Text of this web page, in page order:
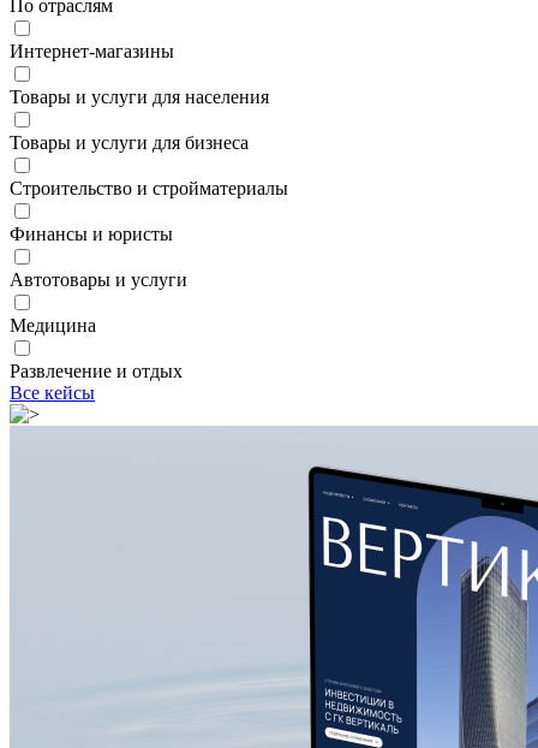
По отраслям
Интернет-магазины
Товары и услуги для населения
Товары и услуги для бизнеса
Строительство и стройматериалы
Финансы и юристы
Автотовары и услуги
Медицина
Развлечение и отдых
Все кейсы